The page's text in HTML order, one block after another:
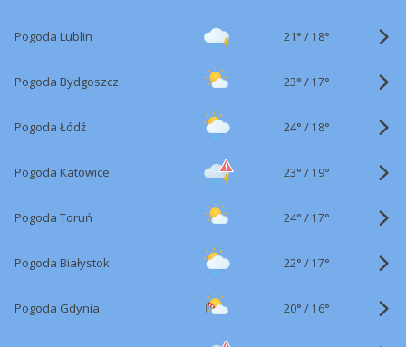
Pogoda Lublin 21° / 18°
Pogoda Bydgoszcz 23° / 17°
Pogoda Łódź 24° / 18°
Pogoda Katowice 23° / 19°
Pogoda Toruń 24° / 17°
Pogoda Białystok 22° / 17°
Pogoda Gdynia 20° / 16°